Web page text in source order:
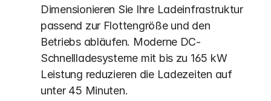
Dimensionieren Sie Ihre Ladeinfrastruktur
passend zur Flottengröße und den
Betriebs abläufen. Moderne DC-
Schnellladesysteme mit bis zu 165 kW
Leistung reduzieren die Ladezeiten auf
unter 45 Minuten.